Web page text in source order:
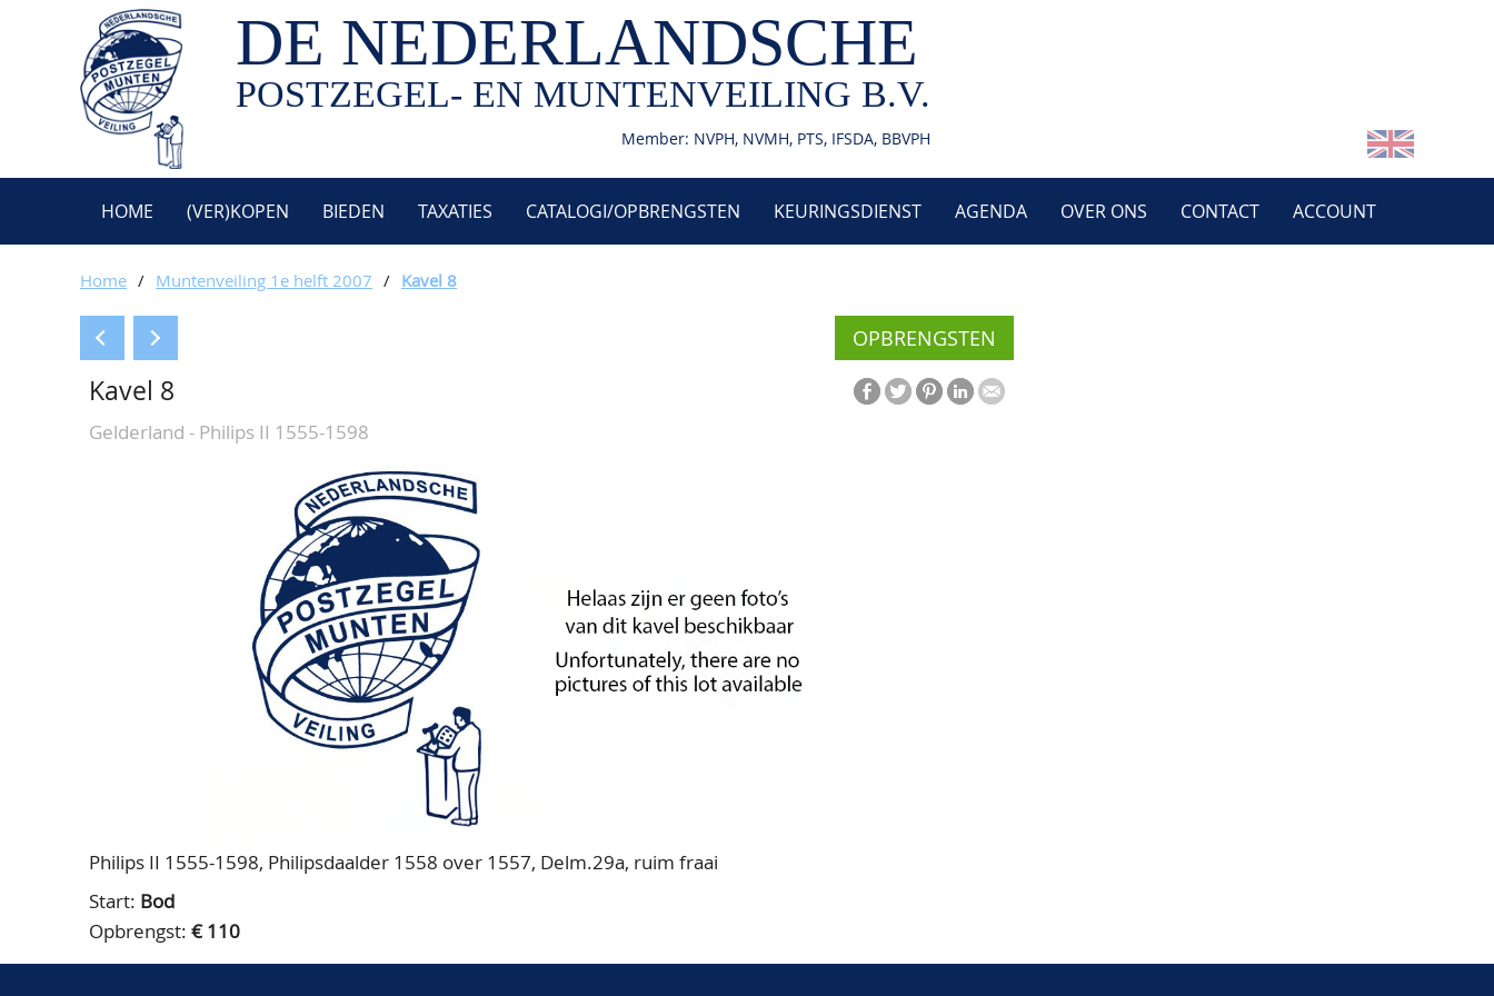
DE NEDERLANDSCHE
POSTZEGEL- EN MUNTENVEILING B.V.
Member: NVPH, NVMH, PTS, IFSDA, BBVPH
HOME (VER)KOPEN BIEDEN TAXATIES CATALOGI/OPBRENGSTEN KEURINGSDIENST AGENDA OVER ONS CONTACT ACCOUNT
Home / Muntenveiling 1e helft 2007 / Kavel 8
OPBRENGSTEN
Kavel 8
Gelderland - Philips II 1555-1598
Philips II 1555-1598, Philipsdaalder 1558 over 1557, Delm.29a, ruim fraai
Start: Bod
Opbrengst: € 110